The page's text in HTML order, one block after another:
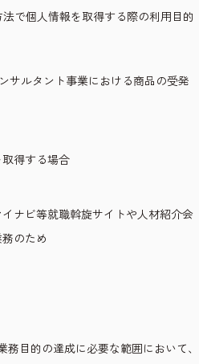
で個人情報を取得する際の利用目的
サルタント事業における商品の受発
得する場合
ナビ等就職斡旋サイトや人材紹介会
のため
目的の達成に必要な範囲において、